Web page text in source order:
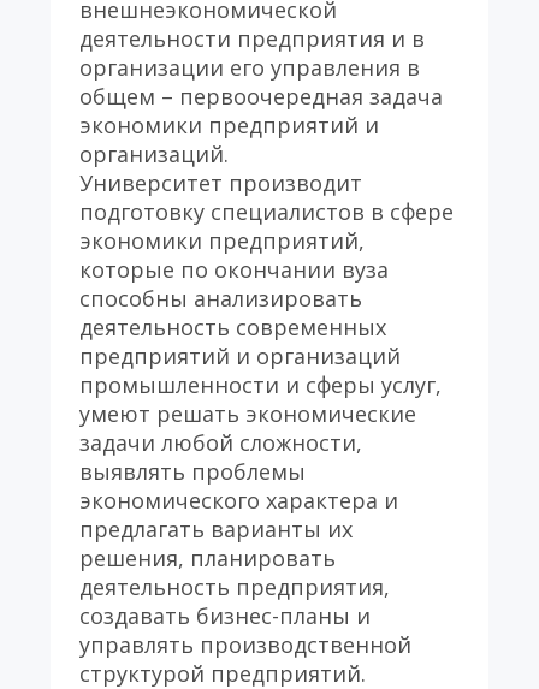
внешнеэкономической
деятельности предприятия и в
организации его управления в
общем – первоочередная задача
экономики предприятий и
организаций.
Университет производит
подготовку специалистов в сфере
экономики предприятий,
которые по окончании вуза
способны анализировать
деятельность современных
предприятий и организаций
промышленности и сферы услуг,
умеют решать экономические
задачи любой сложности,
выявлять проблемы
экономического характера и
предлагать варианты их
решения, планировать
деятельность предприятия,
создавать бизнес-планы и
управлять производственной
структурой предприятий.